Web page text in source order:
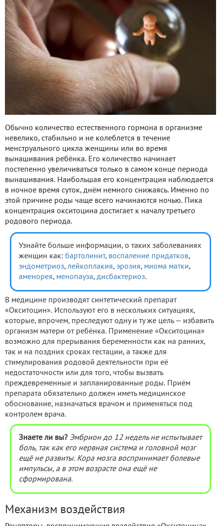
Обычно количество естественного гормона в организме
невелико, стабильно и не колеблется в течение
менструального цикла женщины или во время
вынашивания ребёнка. Его количество начинает
постепенно увеличиваться только в самом конце периода
вынашивания. Наибольшая его концентрация наблюдается
в ночное время суток, днём немного снижаясь. Именно по
этой причине роды чаще всего начинаются ночью. Пика
концентрация окситоцина достигает к началу третьего
родового периода.
Узнайте больше информации, о таких заболеваниях
женщин как: бартолинит, воспаление придатков,
эндометриоз, лейкоплакия, эрозия, миома матки,
аменорея, менопауза, дисбактериоз.
В медицине производят синтетический препарат
«Окситоцин». Используют его в нескольких ситуациях,
которые, впрочем, преследуют одну и ту же цель — избавить
организм матери от ребёнка. Применение «Окситоцина»
возможно для прерывания беременности как на ранних,
так и на поздних сроках гестации, а также для
стимулирования родовой деятельности при её
недостаточности или для того, чтобы вызвать
преждевременные и запланированные роды. Приём
препарата обязательно должен иметь медицинское
обоснование, назначаться врачом и применяться под
контролем врача.
Знаете ли вы? Эмбрион до 12 недель не испытывает
боль, так как его нервная система и головной мозг
ещё не развиты. Кора мозга воспринимает болевые
импульсы, а в этом возрасте она ещё не
сформирована.
Механизм воздействия